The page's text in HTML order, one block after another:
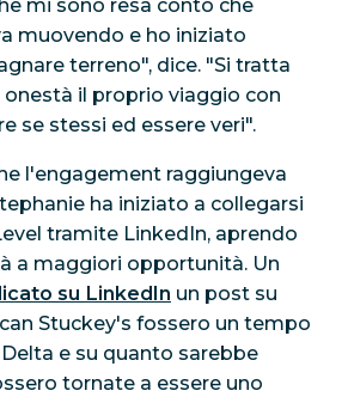
mi sono resa conto che
muovendo e ho iniziato
terreno", dice. "Si tratta
il proprio viaggio con
se stessi ed essere veri".
l'engagement raggiungeva
ha iniziato a collegarsi
tramite LinkedIn, aprendo
a maggiori opportunità. Un
su LinkedIn un post su
Stuckey's fossero un tempo
e su quanto sarebbe
tornate a essere uno